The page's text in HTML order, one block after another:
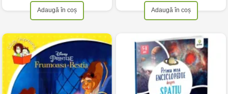
Adaugă în coș Adaugă în coș